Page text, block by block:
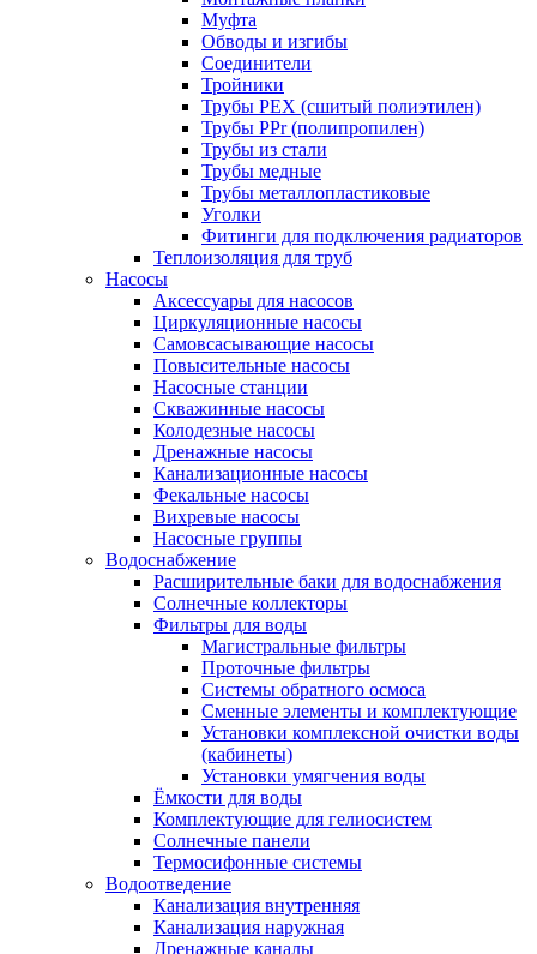
Муфта
Обводы и изгибы
Соединители
Тройники
Трубы PEX (сшитый полиэтилен)
Трубы PPr (полипропилен)
Трубы из стали
Трубы медные
Трубы металлопластиковые
Уголки
Фитинги для подключения радиаторов
Теплоизоляция для труб
Насосы
Аксессуары для насосов
Циркуляционные насосы
Самовсасывающие насосы
Повысительные насосы
Насосные станции
Скважинные насосы
Колодезные насосы
Дренажные насосы
Канализационные насосы
Фекальные насосы
Вихревые насосы
Насосные группы
Водоснабжение
Расширительные баки для водоснабжения
Солнечные коллекторы
Фильтры для воды
Магистральные фильтры
Проточные фильтры
Системы обратного осмоса
Сменные элементы и комплектующие
Установки комплексной очистки воды
(кабинеты)
Установки умягчения воды
Ёмкости для воды
Комплектующие для гелиосистем
Солнечные панели
Термосифонные системы
Водоотведение
Канализация внутренняя
Канализация наружная
Дренажные каналы